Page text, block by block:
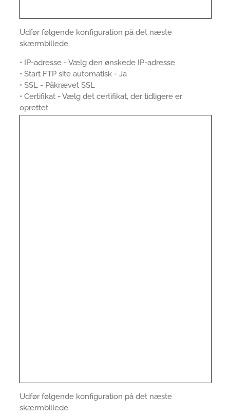
Udfør følgende konfiguration på det næste
skærmbillede.
• IP-adresse - Vælg den ønskede IP-adresse
• Start FTP site automatisk - Ja
• SSL - Påkrævet SSL
• Certifikat - Vælg det certifikat, der tidligere er
oprettet
Udfør følgende konfiguration på det næste
skærmbillede.